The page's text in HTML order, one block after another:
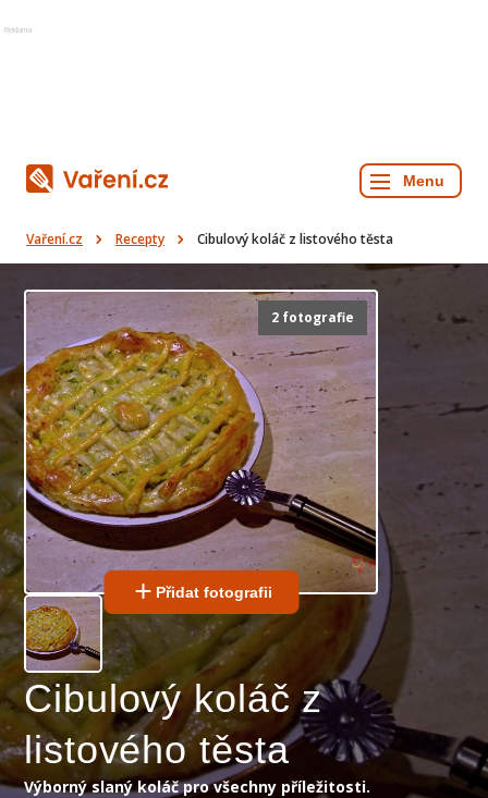
Reklama
Vaření.cz Recepty Cibulový koláč z listového těsta
2 fotografie
Přidat fotografii
Cibulový koláč z
listového těsta
Výborný slaný koláč pro všechny příležitosti.